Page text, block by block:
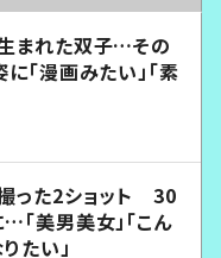
まれた双子…その
「漫画みたい」「素
った2ショット 30
「美男美女」「こん
たい」